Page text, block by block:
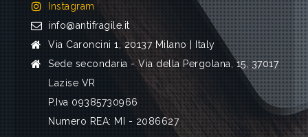
Instagram
info@antifragile.it
Via Caroncini 1, 20137 Milano | Italy
Sede secondaria - Via della Pergolana, 15, 37017
Lazise VR
P.Iva 09385730966
Numero REA: MI - 2086627